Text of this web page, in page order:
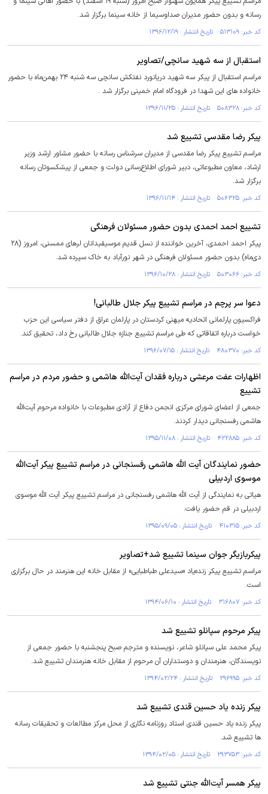
رسانه و بدون حضور مدیران صداوسیما از خانه سینما برگزار شد.
کد خبر: ۵۱۳۱۰۹ تاریخ انتشار : ۱۳۹۶/۱۲/۱۹
استقبال از سه شهید سانچی/تصاویر
مراسم استقبال از پیکر سه شهید دریانورد نفتکش سانچی سه شنبه ۲۴ بهمن‌ماه با حضور
خانواده های این شهدا در فرودگاه امام خمینی برگزار شد .
کد خبر: ۵۰۸۳۲۸ تاریخ انتشار : ۱۳۹۶/۱۱/۲۵
پیکر رضا مقدسی تشییع شد
مراسم تشییع پیکر رضا مقدسی از مدیران سرشناس رسانه با حضور مشاور ارشد وزیر
ارشاد، معاون مطبوعاتی، دبیر شورای اطلاع‌رسانی دولت و جمعی از پیشکسوتان رسانه
برگزار شد.
کد خبر: ۵۰۶۳۲۵ تاریخ انتشار : ۱۳۹۶/۱۱/۱۴
تشییع احمد احمدی بدون حضور مسئولان فرهنگی
پیکر احمد احمدی، آخرین خواننده از نسل قدیم موسیقیدانان لرهای ممسنی، امروز (۲۸
دی‌ماه) بدون حضور مسئولان فرهنگی در شهر نورآباد به خاک سپرده شد.
کد خبر: ۵۰۳۰۶۶ تاریخ انتشار : ۱۳۹۶/۱۰/۲۸
دعوا سر پرچم در مراسم تشییع پیکر جلال طالبانی!
فراکسیون پارلمانی اتحادیه میهنی کردستان در پارلمان عراق از دفتر سیاسی این حزب
خواست درباره اتفاقاتی که طی مراسم تشییع جنازه جلال طالبانی رخ داد، تحقیق کند.
کد خبر: ۴۸۰۳۷۰ تاریخ انتشار : ۱۳۹۶/۰۷/۱۵
اظهارات عفت مرعشی درباره فقدان آیت‌الله هاشمی و حضور مردم در مراسم
تشییع
جمعی از اعضای شورای مرکزی انجمن دفاع از آزادی مطبوعات با خانواده مرحوم آیت‌الله
هاشمی رفسنجانی دیدار کردند.
کد خبر: ۴۲۲۸۸۵ تاریخ انتشار : ۱۳۹۵/۱۱/۰۸
حضور نمایندگان آیت الله هاشمی رفسنجانی در مراسم تشییع پیکر آیت‌الله
موسوی اردبیلی
هیاتی به نمایندگی از آیت الله هاشمی رفسنجانی در مراسم تشییع پیکر آیت الله موسوی
اردبیلی در قم حضور یافت.
کد خبر: ۴۱۰۳۱۵ تاریخ انتشار : ۱۳۹۵/۰۹/۰۵
پیکربازیگر جوان سینما تشییع شد+تصاویر
مراسم تشییع پیکر زنده‌یاد «سیدعلی طباطبایی» از مقابل خانه این هنرمند در حال برگزاری
است.
کد خبر: ۳۱۶۸۰۷ تاریخ انتشار : ۱۳۹۴/۰۶/۱۰
پیکر مرحوم سپانلو تشییع شد
پیکر محمد علی سپانلو شاعر، نویسنده و مترجم صبح پنجشنبه با حضور جمعی از
نویسندگان، هنرمندان و دوستداران آن مرحوم از مقابل خانه هنرمندان تشییع شد.
کد خبر: ۲۹۶۹۹۵ تاریخ انتشار : ۱۳۹۴/۰۲/۲۴
پیکر زنده یاد حسین قندی تشییع شد
پیکر زنده یاد حسین قندی استاد روزنامه نگاری از محل مرکز مطالعات و تحقیقات رسانه
ها تشییع شد.
کد خبر: ۲۹۳۷۵۳ تاریخ انتشار : ۱۳۹۴/۰۲/۰۵
پیکر همسر آیت‌الله جنتی تشییع شد